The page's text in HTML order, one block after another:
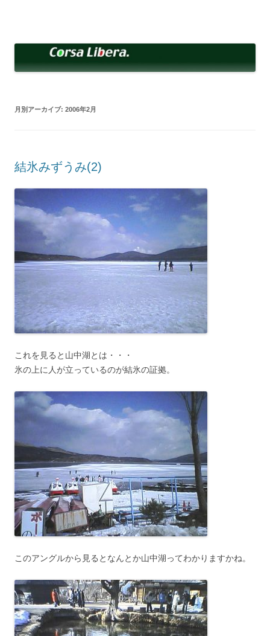
へ
ッ
月別アーカイブ: 2006年2月
結氷みずうみ(2)
これを見ると山中湖とは・・・
氷の上に人が立っているのが結氷の証拠。
このアングルから見るとなんとか山中湖ってわかりますかね。